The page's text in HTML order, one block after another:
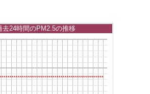
去24時間のPM2.5の推移